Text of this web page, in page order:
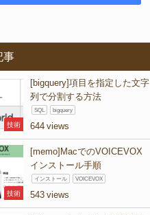
事
技術
[bigquery]項目を指定した文字
列で分割する方法
SQL bigquery
644
技術
[memo]MacでのVOICEVOX
インストール手順
インストール VOICEVOX
543